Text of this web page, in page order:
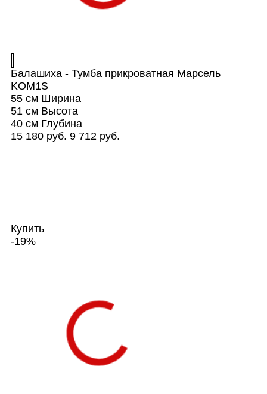
Балашиха - Тумба прикроватная Марсель
KOM1S
55 смШирина
51 смВысота
40 смГлубина
15 180 руб. 9 712 руб.
Купить
-19%